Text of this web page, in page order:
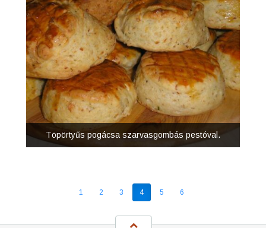
Töpörtyűs pogácsa szarvasgombás pestóval.
1 2 3 4 5 6